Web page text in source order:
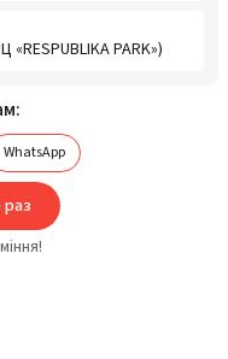
PARK»)
WhatsApp